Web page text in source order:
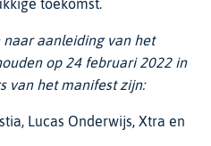
toekomst.
aanleiding van het
op 24 februari 2022 in
van het manifest zijn:
Lucas Onderwijs, Xtra en